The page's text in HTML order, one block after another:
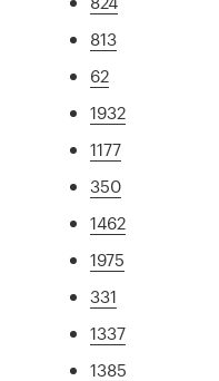
813
62
1932
1177
350
1462
1975
331
1337
1385